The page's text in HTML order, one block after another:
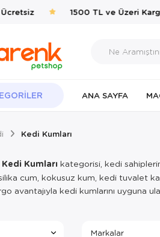
1500 TL ve Üzeri
ANA SAYFA
Kedi Kumları
Kedi Kumları kategorisi, kedi
cum, kokusuz kum, kedi tuvalet
avantajıyla kedi kumlarını uyguna
Markalar